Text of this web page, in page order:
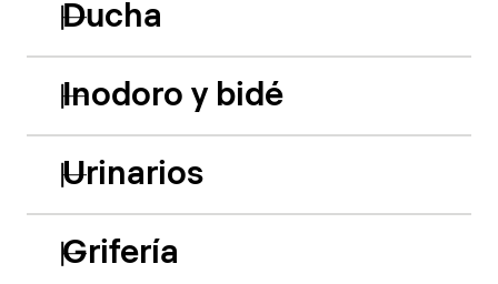
Ducha
Inodoro y bidé
Urinarios
Grifería